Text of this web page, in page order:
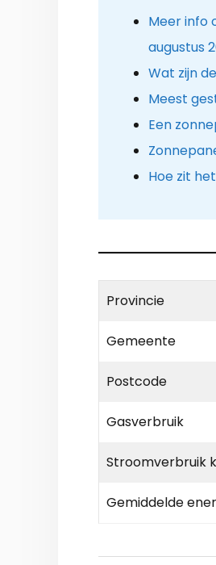
Meer info
augustus
Wat zijn
Meest
Een
Hoe zit
Provincie
Gemeente
Postcode
Gasverbruik
Stroomverbruik
Gemiddelde